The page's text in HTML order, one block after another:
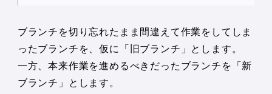
ブランチを切り忘れたまま間違えて作業をしてしま
ったブランチを、仮に「旧ブランチ」とします。
一方、本来作業を進めるべきだったブランチを「新
ブランチ」とします。